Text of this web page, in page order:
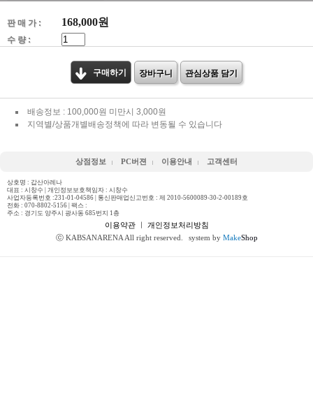
판 매 가 : 168,000원
수 량 :
구매하기 장바구니 관심상품 담기
배송정보 : 100,000원 미만시 3,000원
지역별/상품개별배송정책에 따라 변동될 수 있습니다
상점정보 PC버젼 이용안내 고객센터
상호명 : 갑산아레나
대표 : 시창수 | 개인정보보호책임자 : 시창수
사업자등록번호 :231-01-04586 | 통신판매업신고번호 : 제 2010-5600089-30-2-00189호
전화 : 070-8802-5156 | 팩스 :
주소 : 경기도 양주시 광사동 685번지 1층
이용약관ㅣ 개인정보처리방침
ⓒ KABSANARENA All right reserved.
system by MakeShop